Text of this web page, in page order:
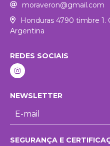
moraveron@gmail.com
Honduras 4790 timbre 1.
Argentina
REDES SOCIAIS
NEWSLETTER
SEGURANÇA E